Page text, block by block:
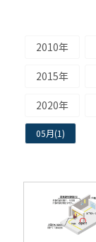
2010年
2015年
2020年
05月(1)